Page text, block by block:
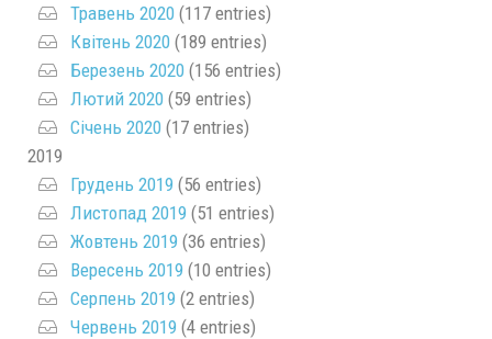
Травень 2020 (117 entries)
Квітень 2020 (189 entries)
Березень 2020 (156 entries)
Лютий 2020 (59 entries)
Січень 2020 (17 entries)
2019
Грудень 2019 (56 entries)
Листопад 2019 (51 entries)
Жовтень 2019 (36 entries)
Вересень 2019 (10 entries)
Серпень 2019 (2 entries)
Червень 2019 (4 entries)